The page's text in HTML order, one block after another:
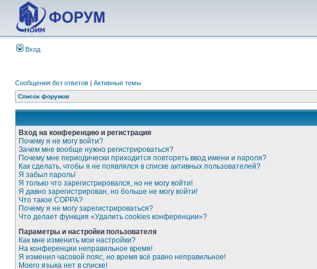
Вход
Сообщения без ответов | Активные темы
Список форумов
Вход на конференцию и регистрация
Почему я не могу войти?
Зачем мне вообще нужно регистрироваться?
Почему мне периодически приходится повторять ввод имени и пароля?
Как сделать, чтобы я не появлялся в списке активных пользователей?
Я забыл пароль!
Я только что зарегистрировался, но не могу войти!
Я давно зарегистрирован, но больше не могу войти!
Что такое COPPA?
Почему я не могу зарегистрироваться?
Что делает функция «Удалить cookies конференции»?
Параметры и настройки пользователя
Как мне изменить мои настройки?
На конференции неправильное время!
Я изменил часовой пояс, но время всё равно неправильное!
Моего языка нет в списке!